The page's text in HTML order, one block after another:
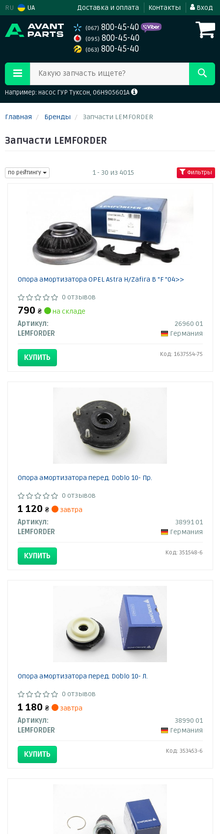
RU UA Доставка и оплата Контакты Вход
(067) 800-45-40
(095) 800-45-40
(063) 800-45-40
Какую запчасть ищете?
Например: насос ГУР Туксон, 06H905601A
Главная Бренды Запчасти LEMFORDER
Запчасти LEMFORDER
по рейтингу 1 - 30 из 4015 Фильтры
Опора амортизатора OPEL Astra H/Zafira B "F "04>>
0 отзывов
790 ₴
на складе
Артикул:
26960 01
LEMFORDER
Германия
КУПИТЬ Код: 1637554-75
Опора амортизатора перед. Doblo 10- Пр.
0 отзывов
1 120 ₴
завтра
Артикул:
38991 01
LEMFORDER
Германия
КУПИТЬ Код: 351548-6
Опора амортизатора перед. Doblo 10- Л.
0 отзывов
1 180 ₴
завтра
Артикул:
38990 01
LEMFORDER
Германия
КУПИТЬ Код: 353453-6